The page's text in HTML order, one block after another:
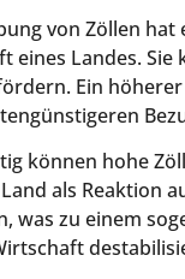
von Zöllen
eines Landes.
Ein
können hohe
als Reaktion
was zu einem